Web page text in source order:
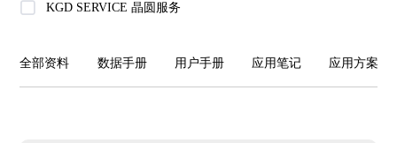
KGD SERVICE 晶圆服务
全部资料 数据手册 用户手册 应用笔记 应用方案